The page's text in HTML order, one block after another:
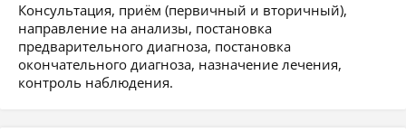
Консультация, приём (первичный и вторичный),
направление на анализы, постановка
предварительного диагноза, постановка
окончательного диагноза, назначение лечения,
контроль наблюдения.